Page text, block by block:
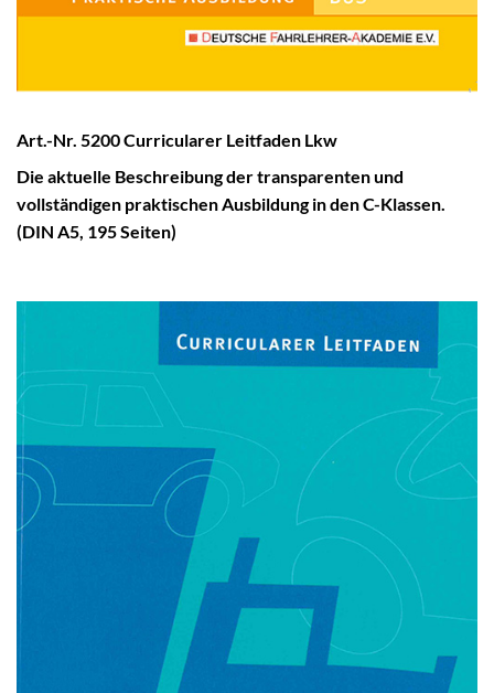
Art.-Nr. 5200 Curricularer Leitfaden Lkw
Die aktuelle Beschreibung der transparenten und
vollständigen praktischen Ausbildung in den C-Klassen.
(DIN A5, 195 Seiten)